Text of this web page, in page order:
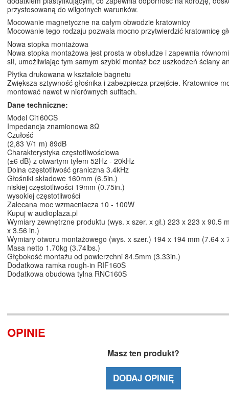
przystosowaną do wilgotnych warunków.
Mocowanie magnetyczne na całym obwodzie kratownicy
Mocowanie tego rodzaju pozwala mocno przytwierdzić kratownicę
Nowa stopka montażowa
Nowa stopka montażowa jest prosta w obsłudze i zapewnia
sił, umożliwiając tym samym szybki montaż bez uszkodzeń ściany
Płytka drukowana w kształcie bagnetu
Zwiększa sztywność głośnika i zabezpiecza przejście. Kratownice
montować nawet w nierównych sufitach.
Dane techniczne:
Model Ci160CS
Impedancja znamionowa 8Ω
Czułość
(2,83 V/1 m) 89dB
Charakterystyka częstotliwościowa
(±6 dB) z otwartym tyłem 52Hz - 20kHz
Dolna częstotliwość graniczna 3.4kHz
Głośniki składowe 160mm (6.5in.)
niskiej częstotliwości 19mm (0.75in.)
wysokiej częstotliwości
Zalecana moc wzmacniacza 10 - 100W
Kupuj w audioplaza.pl
Wymiary zewnętrzne produktu (wys. x szer. x gł.) 223 x 223 x 90.5
x 3.56 in.)
Wymiary otworu montażowego (wys. x szer.) 194 x 194 mm (7.64 x
Masa netto 1.70kg (3.74lbs.)
Głębokość montażu od powierzchni 84.5mm (3.33in.)
Dodatkowa ramka rough-in RIF160S
Dodatkowa obudowa tylna RNC160S
OPINIE
Masz ten produkt?
DODAJ OPINIĘ